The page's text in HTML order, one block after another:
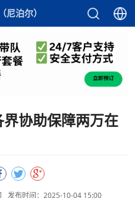
尼泊尔）
协助保障两万在
发布时间：2025-10-04 15:00